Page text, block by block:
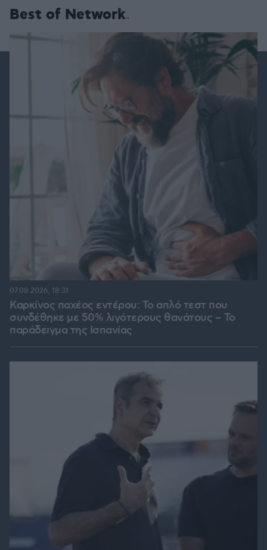
Best of Network
Καρκίνος παχέος εντέρου: Το απλό τεστ που
συνδέθηκε με 50% λιγότερους θανάτους – Το
παράδειγμα της Ισπανίας
07.08.2026, 18:31